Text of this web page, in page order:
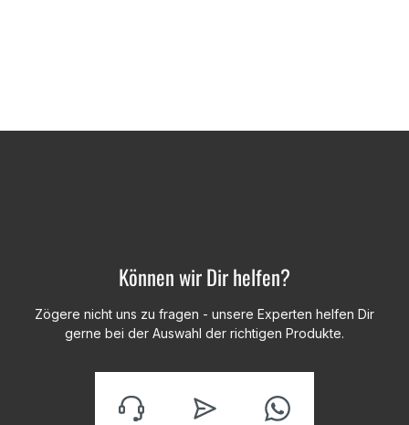
Können wir Dir helfen?
Zögere nicht uns zu fragen - unsere Experten helfen Dir
gerne bei der Auswahl der richtigen Produkte.